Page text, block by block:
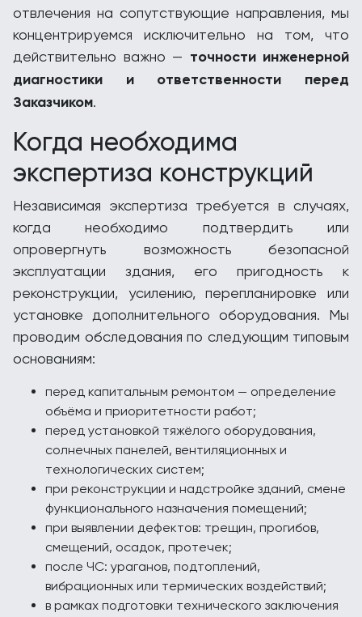
отвлечения на сопутствующие направления, мы
концентрируемся исключительно на том, что
действительно важно — точности инженерной
диагностики и ответственности перед
Заказчиком.
Когда необходима
экспертиза конструкций
Независимая экспертиза требуется в случаях,
когда необходимо подтвердить или
опровергнуть возможность безопасной
эксплуатации здания, его пригодность к
реконструкции, усилению, перепланировке или
установке дополнительного оборудования. Мы
проводим обследования по следующим типовым
основаниям:
перед капитальным ремонтом — определение
объёма и приоритетности работ;
перед установкой тяжёлого оборудования,
солнечных панелей, вентиляционных и
технологических систем;
при реконструкции и надстройке зданий, смене
функционального назначения помещений;
при выявлении дефектов: трещин, прогибов,
смещений, осадок, протечек;
после ЧС: ураганов, подтоплений,
вибрационных или термических воздействий;
в рамках подготовки технического заключения